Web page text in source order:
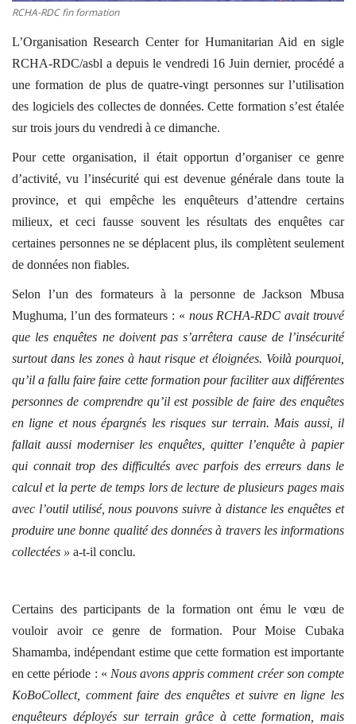
RCHA-RDC fin formation
L’Organisation Research Center for Humanitarian Aid en sigle
RCHA-RDC/asbl a depuis le vendredi 16 Juin dernier, procédé a
une formation de plus de quatre-vingt personnes sur l’utilisation
des logiciels des collectes de données. Cette formation s’est étalée
sur trois jours du vendredi à ce dimanche.
Pour cette organisation, il était opportun d’organiser ce genre
d’activité, vu l’insécurité qui est devenue générale dans toute la
province, et qui empêche les enquêteurs d’attendre certains
milieux, et ceci fausse souvent les résultats des enquêtes car
certaines personnes ne se déplacent plus, ils complètent seulement
de données non fiables.
Selon l’un des formateurs à la personne de Jackson Mbusa
Mughuma, l’un des formateurs : « nous RCHA-RDC avait trouvé
que les enquêtes ne doivent pas s’arrêtera cause de l’insécurité
surtout dans les zones à haut risque et éloignées. Voilà pourquoi,
qu’il a fallu faire faire cette formation pour faciliter aux différentes
personnes de comprendre qu’il est possible de faire des enquêtes
en ligne et nous épargnés les risques sur terrain. Mais aussi, il
fallait aussi moderniser les enquêtes, quitter l’enquête à papier
qui connait trop des difficultés avec parfois des erreurs dans le
calcul et la perte de temps lors de lecture de plusieurs pages mais
avec l’outil utilisé, nous pouvons suivre à distance les enquêtes et
produire une bonne qualité des données à travers les informations
collectées » a-t-il conclu.
Certains des participants de la formation ont ému le vœu de
vouloir avoir ce genre de formation. Pour Moise Cubaka
Shamamba, indépendant estime que cette formation est importante
en cette période : « Nous avons appris comment créer son compte
KoBoCollect, comment faire des enquêtes et suivre en ligne les
enquêteurs déployés sur terrain grâce à cette formation, mais